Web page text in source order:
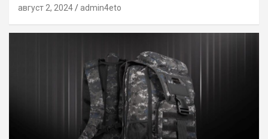
август 2, 2024 admin4eto